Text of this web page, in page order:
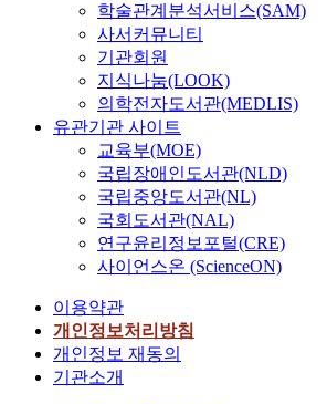
학술관계분석서비스(SAM)
사서커뮤니티
기관회원
지식나눔(LOOK)
의학전자도서관(MEDLIS)
유관기관 사이트
교육부(MOE)
국립장애인도서관(NLD)
국립중앙도서관(NL)
국회도서관(NAL)
연구윤리정보포털(CRE)
사이언스온 (ScienceON)
이용약관
개인정보처리방침
개인정보 재동의
기관소개